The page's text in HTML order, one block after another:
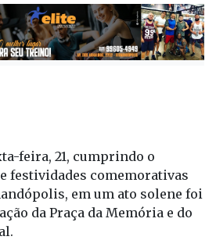
feira, 21, cumprindo o
festividades comemorativas
em um ato solene foi
da Praça da Memória e do